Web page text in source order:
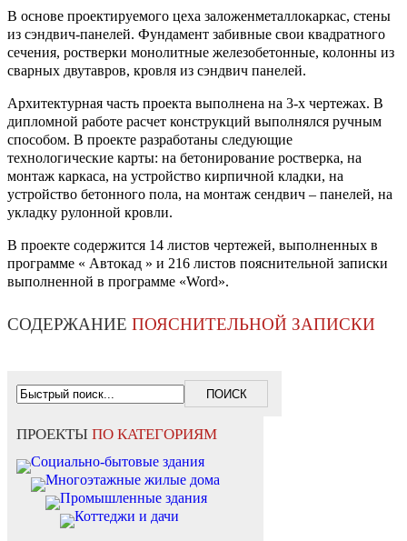
В основе проектируемого цеха заложенметаллокаркас, стены
из сэндвич-панелей. Фундамент забивные свои квадратного
сечения, ростверки монолитные железобетонные, колонны из
сварных двутавров, кровля из сэндвич панелей.
Архитектурная часть проекта выполнена на 3-х чертежах. В
дипломной работе расчет конструкций выполнялся ручным
способом. В проекте разработаны следующие
технологические карты: на бетонирование ростверка, на
монтаж каркаса, на устройство кирпичной кладки, на
устройство бетонного пола, на монтаж сендвич – панелей, на
укладку рулонной кровли.
В проекте содержится 14 листов чертежей, выполненных в
программе « Автокад » и 216 листов пояснительной записки
выполненной в программе «Word».
СОДЕРЖАНИЕ ПОЯСНИТЕЛЬНОЙ ЗАПИСКИ
ПРОЕКТЫ ПО КАТЕГОРИЯМ
Социально-бытовые здания
Многоэтажные жилые дома
Промышленные здания
Коттеджи и дачи